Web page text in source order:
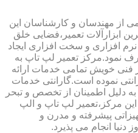
از مهندسان و کارشناسان این
ابزارآلات تعمیر،فضایی خلق
نرم افزاری و سخت افزاری ایجاد
نمود.مرکز تعمیر لپ تاپ به
فنی خویش تمامی خدمات ارائه
نموده است.گارانتی خدمات
دلیل اطمینان از تخصص و تبحر
مرکز،تعمیر لپ تاپ و الپ
پیشرفته و مدرن و
دنیا انجام می پذیرد.